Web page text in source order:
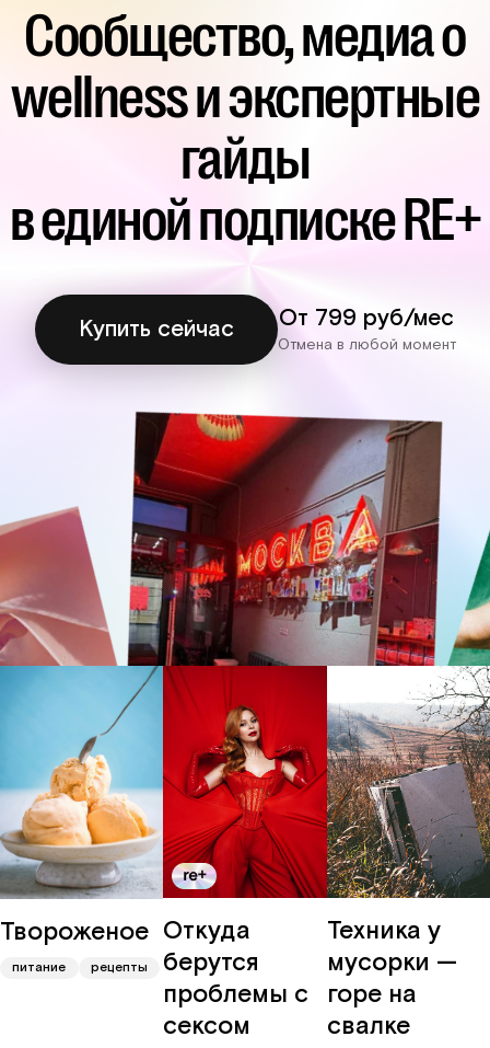
Сообщество, медиа о
wellness и экспертные
гайды
в единой подписке RE+
Купить сейчас От 799 руб/мес
Отмена в любой момент
Твороженое
питание рецепты
Откуда
берутся
проблемы с
сексом
Техника у
мусорки —
горе на
свалке